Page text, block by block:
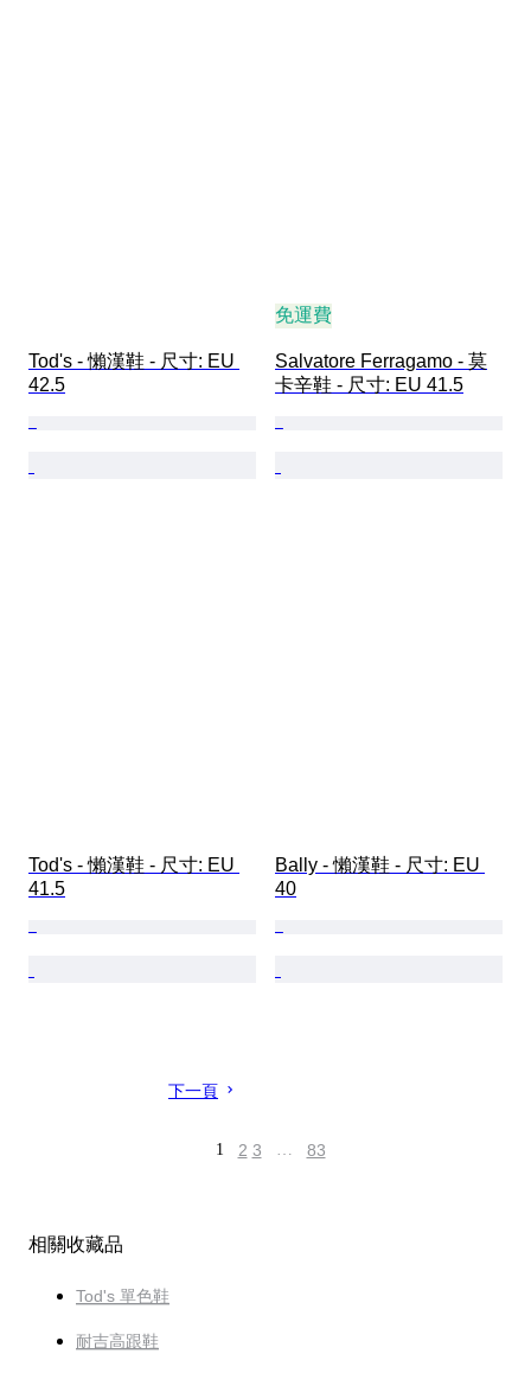
Tod's - 懶漢鞋 - 尺寸: EU
42.5
免運費
Salvatore Ferragamo - 莫
卡辛鞋 - 尺寸: EU 41.5
Tod's - 懶漢鞋 - 尺寸: EU
41.5
Bally - 懶漢鞋 - 尺寸: EU
40
下一頁
1 2 3 … 83
相關收藏品
Tod's 單色鞋
耐吉高跟鞋